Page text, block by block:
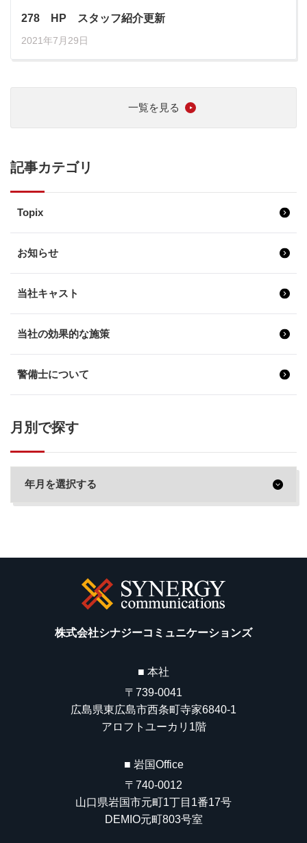
一覧を見る
278 HP スタッフ紹介更新
2021年7月29日
記事カテゴリ
Topix
お知らせ
当社キャスト
当社の効果的な施策
警備士について
月別で探す
株式会社シナジーコミュニケーションズ
■ 本社
〒739-0041
広島県東広島市西条町寺家6840-1
アロフトユーカリ1階
■ 岩国Office
〒740-0012
山口県岩国市元町1丁目1番17号
DEMIO元町803号室